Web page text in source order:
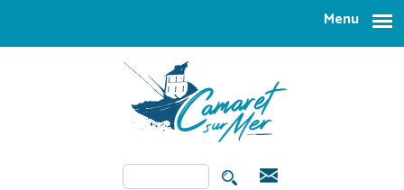
Menu
Rechercher